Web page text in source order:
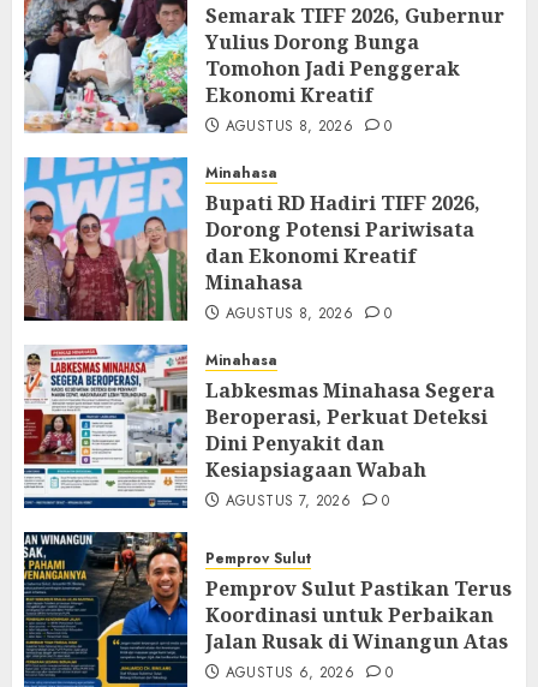
Semarak TIFF 2026, Gubernur
Yulius Dorong Bunga
Tomohon Jadi Penggerak
Ekonomi Kreatif
AGUSTUS 8, 2026 0
Minahasa
Bupati RD Hadiri TIFF 2026,
Dorong Potensi Pariwisata
dan Ekonomi Kreatif
Minahasa
AGUSTUS 8, 2026 0
Minahasa
Labkesmas Minahasa Segera
Beroperasi, Perkuat Deteksi
Dini Penyakit dan
Kesiapsiagaan Wabah
AGUSTUS 7, 2026 0
Pemprov Sulut
Pemprov Sulut Pastikan Terus
Koordinasi untuk Perbaikan
Jalan Rusak di Winangun Atas
AGUSTUS 6, 2026 0